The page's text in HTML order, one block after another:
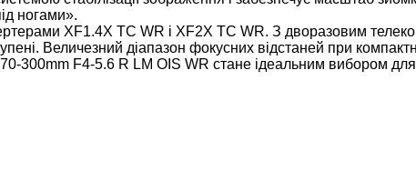
ногами».
XF1.4X TC WR і XF2X TC WR. З дворазовим
Величезний діапазон фокусних відстаней при
300mm F4-5.6 R LM OIS WR стане ідеальним вибором